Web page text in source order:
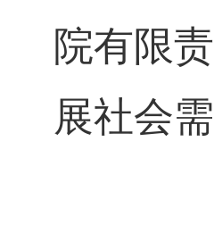
院有限
展社会